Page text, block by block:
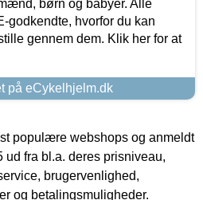
børn og babyer. Alle
godkendte, hvorfor du kan
gennem dem. Klik her for at
på eCykelhjelm.dk
populære webshops og anmeldt
ud fra bl.a. deres prisniveau,
brugervenlighed,
og betalingsmuligheder.